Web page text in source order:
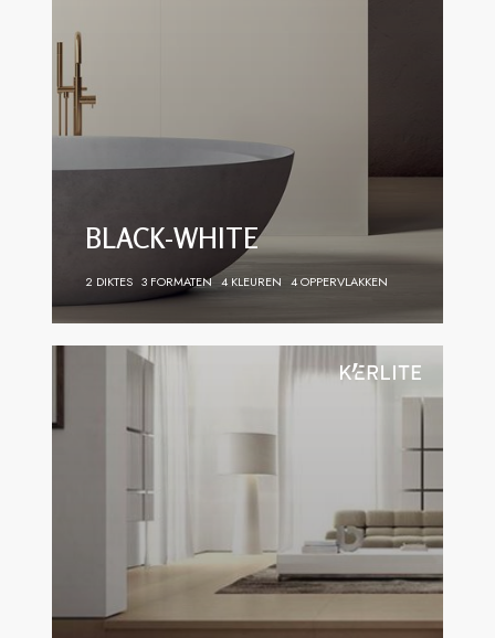
BLACK-WHITE
2 DIKTES 3 FORMATEN 4 KLEUREN 4 OPPERVLAKKEN